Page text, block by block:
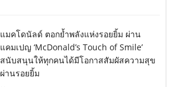
แมคโดนัลด์ ตอกย้ำพลังแห่งรอยยิ้ม ผ่าน
แคมเปญ ‘McDonald’s Touch of Smile’
สนับสนุนให้ทุกคนได้มีโอกาสสัมผัสความสุข
ผ่านรอยยิ้ม